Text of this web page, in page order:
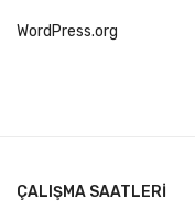
WordPress.org
ÇALIŞMA SAATLERI